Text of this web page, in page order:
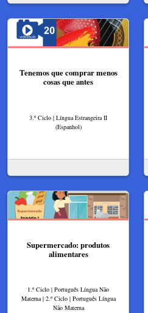
Tenemos que comprar menos
cosas que antes
3.º Ciclo | Língua Estrangeira II
(Espanhol)
Supermercado: produtos
alimentares
1.º Ciclo | Português Língua Não
Materna | 2.º Ciclo | Português Língua
Não Materna